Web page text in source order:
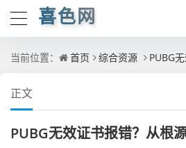
喜色网
当前位置： 首页 综合资源 PUBG无效证书
正文
PUBG无效证书报错？从根